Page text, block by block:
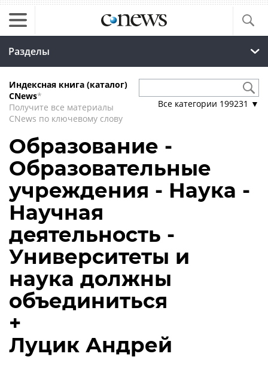
Разделы
Индексная книга (каталог)
CNews*
Получите все материалы
CNews по ключевому слову
Все категории 199231 ▼
Образование -
Образовательные
учреждения - Наука -
Научная
деятельность -
Университеты и
наука должны
объединиться
+
Луцик Андрей